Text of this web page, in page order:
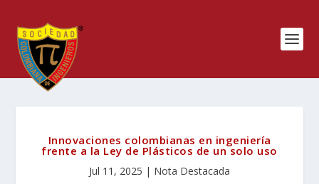
Innovaciones colombianas en ingeniería
frente a la Ley de Plásticos de un solo uso
Jul 11, 2025 | Nota Destacada